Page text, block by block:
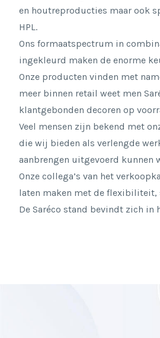
en houtreproducties maar ook
HPL.
Ons formaatspectrum in
ingekleurd maken de enorme
Onze producten vinden met
meer binnen retail weet men
klantgebonden decoren op
Veel mensen zijn bekend met
die wij bieden als verlengde
aanbrengen uitgevoerd kunnen
Onze collega’s van het
laten maken met de flexibiliteit,
De Saréco stand bevindt zich in